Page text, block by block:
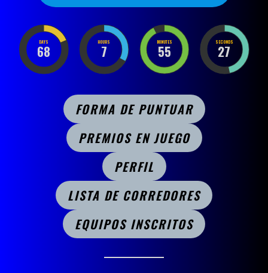
DAYS
68
HOURS
7
MINUTES
55
SECONDS
27
FORMA DE PUNTUAR
PREMIOS EN JUEGO
PERFIL
LISTA DE CORREDORES
EQUIPOS INSCRITOS